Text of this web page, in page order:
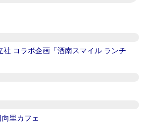
コラボ企画「酒南スマイル ランチ
里カフェ